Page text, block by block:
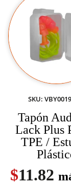
SKU:
Tapón
Lack Plus
TPE /
$11.82